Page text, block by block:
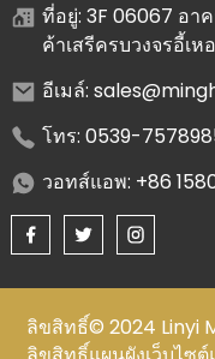
ที่อยู่: 3F 06067 อา
ค้าเสรีครบวงจรอี้เ
อีเมล์:
โทร: 0539-
วอทส์แอพ: +86
ลิขสิทธิ์© 2024 Linyi